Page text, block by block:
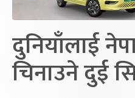
दुनियाँलाई
चिनाउने दुई